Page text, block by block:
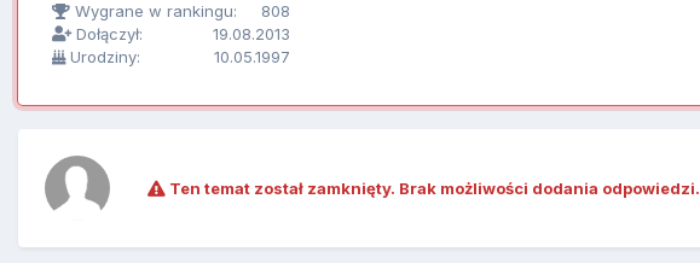
Wygrane w rankingu:
808
Dołączył:
19.08.2013
Urodziny:
10.05.1997
Ten temat został zamknięty. Brak możliwości dodania odpowiedzi.